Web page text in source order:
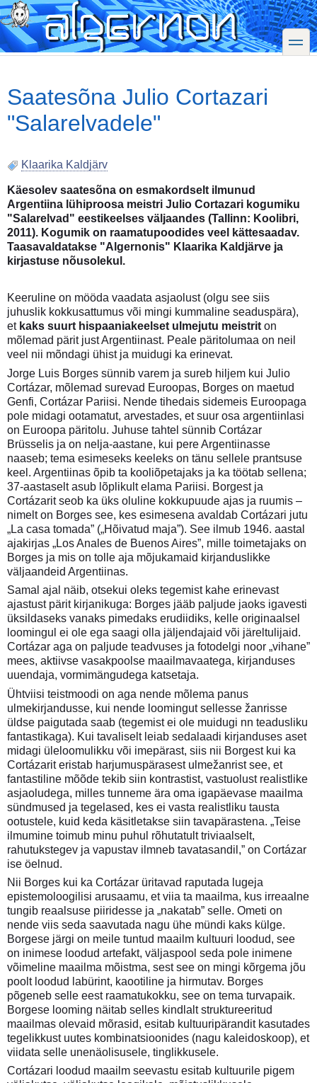
Skip
to
main
content
toggle
Saatesõna Julio Cortazari
"Salarelvadele"
Klaarika Kaldjärv
Käesolev saatesõna on esmakordselt ilmunud
Argentiina lühiproosa meistri Julio Cortazari kogumiku
"Salarelvad" eestikeelses väljaandes (Tallinn: Koolibri,
2011). Kogumik on raamatupoodides veel kättesaadav.
Taasavaldatakse "Algernonis" Klaarika Kaldjärve ja
kirjastuse nõusolekul.
Keeruline on mööda vaadata asjaolust (olgu see siis
juhuslik kokkusattumus või mingi kummaline seaduspära),
et kaks suurt hispaaniakeelset ulmejutu meistriton
mõlemad pärit just Argentiinast. Peale päritolumaa on neil
veel nii mõndagi ühist ja muidugi ka erinevat.
Jorge Luis Borges sünnib varem ja sureb hiljem kui Julio
Cortázar, mõlemad surevad Euroopas, Borges on maetud
Genfi, Cortázar Pariisi. Nende tihedais sidemeis Euroopaga
pole midagi ootamatut, arvestades, et suur osa argentiinlasi
on Euroopa päritolu. Juhuse tahtel sünnib Cortázar
Brüsselis ja on nelja-aastane, kui pere Argentiinasse
naaseb; tema esimeseks keeleks on tänu sellele prantsuse
keel. Argentiinas õpib ta kooliõpetajaks ja ka töötab sellena;
37-aastaselt asub lõplikult elama Pariisi. Borgest ja
Cortázarit seob ka üks oluline kokkupuude ajas ja ruumis –
nimelt on Borges see, kes esimesena avaldab Cortázari jutu
„La casa tomada” („Hõivatud maja”). See ilmub 1946. aastal
ajakirjas „Los Anales de Buenos Aires”, mille toimetajaks on
Borges ja mis on tolle aja mõjukamaid kirjanduslikke
väljaandeid Argentiinas.
Samal ajal näib, otsekui oleks tegemist kahe erinevast
ajastust pärit kirjanikuga: Borges jääb paljude jaoks igavesti
üksildaseks vanaks pimedaks erudiidiks, kelle originaalsel
loomingul ei ole ega saagi olla jäljendajaid või järeltulijaid.
Cortázar aga on paljude teadvuses ja fotodelgi noor „vihane”
mees, aktiivse vasakpoolse maailmavaatega, kirjanduses
uuendaja, vormimängudega katsetaja.
Ühtviisi teistmoodi on aga nende mõlema panus
ulmekirjandusse, kui nende loomingut sellesse žanrisse
üldse paigutada saab (tegemist ei ole muidugi nn teadusliku
fantastikaga). Kui tavaliselt leiab sedalaadi kirjanduses aset
midagi üleloomulikku või imepärast, siis nii Borgest kui ka
Cortázarit eristab harjumuspärasest ulmežanrist see, et
fantastiline mõõde tekib siin kontrastist, vastuolust realistlike
asjaoludega, milles tunneme ära oma igapäevase maailma
sündmused ja tegelased, kes ei vasta realistliku tausta
ootustele, kuid keda käsitletakse siin tavapärastena. „Teise
ilmumine toimub minu puhul rõhutatult triviaalselt,
rahutukstegev ja vapustav ilmneb tavatasandil,” on Cortázar
ise öelnud.
Nii Borges kui ka Cortázar üritavad raputada lugeja
epistemoloogilisi arusaamu, et viia ta maailma, kus irreaalne
tungib reaalsuse piiridesse ja „nakatab” selle. Ometi on
nende viis seda saavutada nagu ühe mündi kaks külge.
Borgese järgi on meile tuntud maailm kultuuri loodud, see
on inimese loodud artefakt, väljaspool seda pole inimene
võimeline maailma mõistma, sest see on mingi kõrgema jõu
poolt loodud labürint, kaootiline ja hirmutav. Borges
põgeneb selle eest raamatukokku, see on tema turvapaik.
Borgese looming näitab selles kindlalt struktureeritud
maailmas olevaid mõrasid, esitab kultuuripärandit kasutades
tegelikkust uutes kombinatsioonides (nagu kaleidoskoop), et
viidata selle unenäolisusele, tinglikkusele.
Cortázari loodud maailm seevastu esitab kultuurile pigem